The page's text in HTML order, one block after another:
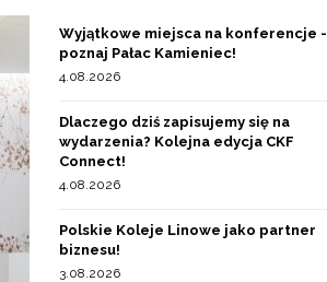
Wyjątkowe miejsca na konferencje -
poznaj Pałac Kamieniec!
4.08.2026
Dlaczego dziś zapisujemy się na
wydarzenia? Kolejna edycja CKF
Connect!
4.08.2026
Polskie Koleje Linowe jako partner
biznesu!
3.08.2026